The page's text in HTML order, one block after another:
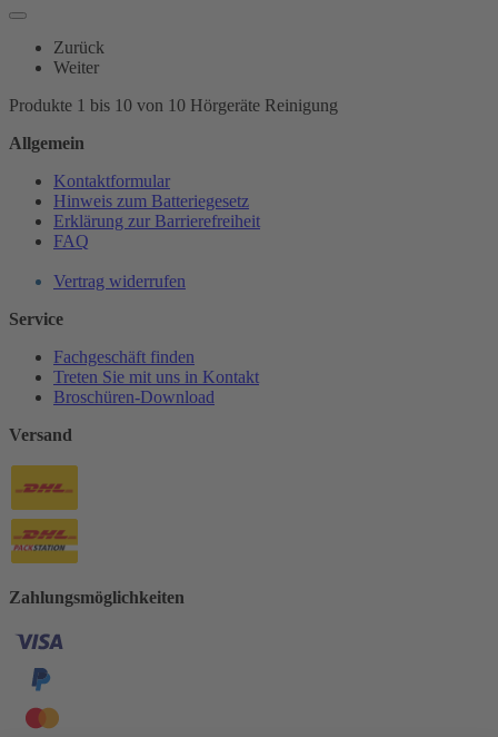
Zurück
Weiter
Produkte 1 bis 10 von 10 Hörgeräte Reinigung
Allgemein
Kontaktformular
Hinweis zum Batteriegesetz
Erklärung zur Barrierefreiheit
FAQ
Vertrag widerrufen
Service
Fachgeschäft finden
Treten Sie mit uns in Kontakt
Broschüren-Download
Versand
Zahlungsmöglichkeiten